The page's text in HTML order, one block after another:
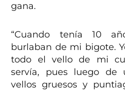
gana.
“Cuando tenía 10
burlaban de mi bigote.
todo el vello de mi
servía, pues luego de
vellos gruesos y